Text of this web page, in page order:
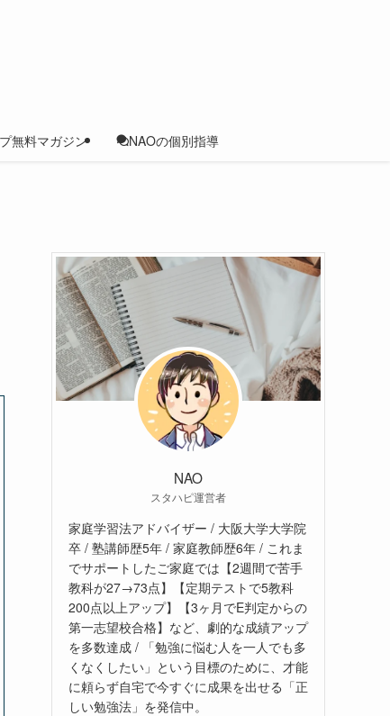
無料マガジン NAOの個別指導
NAO
スタハピ運営者
家庭学習法アドバイザー / 大阪大学大学院
卒 / 塾講師歴5年 / 家庭教師歴6年 / これま
でサポートしたご家庭では【2週間で苦手
教科が27→73点】【定期テストで5教科
200点以上アップ】【3ヶ月でE判定からの
第一志望校合格】など、劇的な成績アップ
を多数達成 / 「勉強に悩む人を一人でも多
くなくしたい」という目標のために、才能
に頼らず自宅で今すぐに成果を出せる「正
しい勉強法」を発信中。